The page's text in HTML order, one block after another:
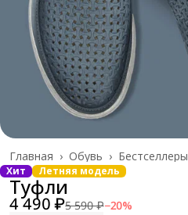
Бестселлеры
Обувь ›
Главная ›
Хит Летняя модель
Туфли
4 490 ₽5 590 ₽−20%